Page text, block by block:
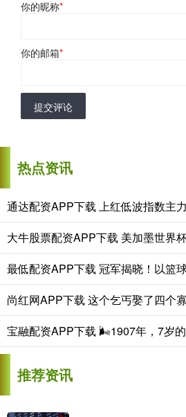
你的昵称*
你的邮箱*
提交评论
热点资讯
推荐资讯